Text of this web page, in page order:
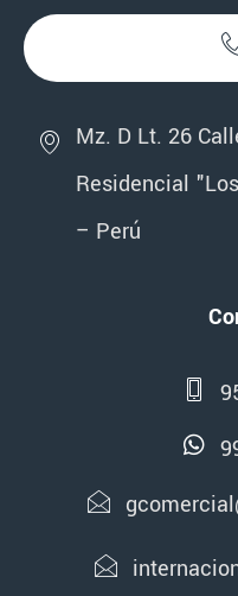
Mz. D Lt. 26
Residencial
– Perú